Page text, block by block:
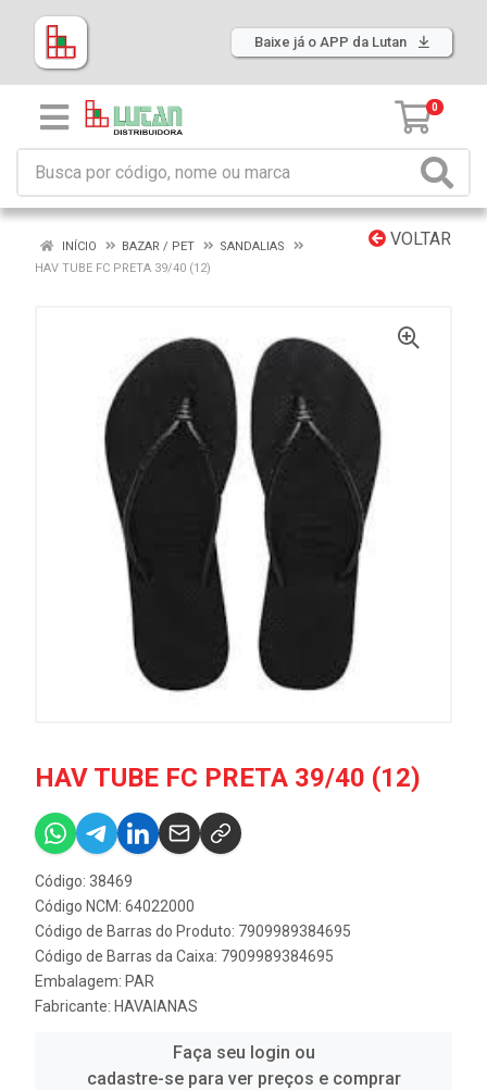
Baixe já o APP da Lutan
0
VOLTAR
INÍCIO BAZAR / PET
SANDALIAS
HAV TUBE FC PRETA 39/40 (12)
HAV TUBE FC PRETA 39/40 (12)
Código: 38469
Código NCM: 64022000
Código de Barras do Produto: 7909989384695
Código de Barras da Caixa: 7909989384695
Embalagem: PAR
Fabricante: HAVAIANAS
Faça seu login ou
cadastre-se para ver preços e comprar